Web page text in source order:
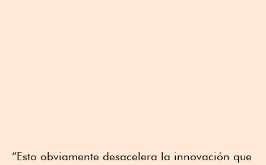
“Esto obviamente desacelera la innovación que